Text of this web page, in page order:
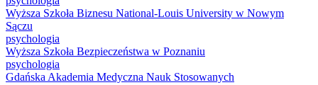
Wyższa Szkoła Biznesu National-Louis University w Nowym
Sączu
psychologia
Wyższa Szkoła Bezpieczeństwa w Poznaniu
psychologia
Gdańska Akademia Medyczna Nauk Stosowanych